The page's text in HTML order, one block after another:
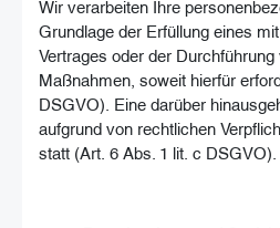
Wir verarbeiten Ihre
Grundlage der Erfüllung eines
Vertrages oder der Durchführung
Maßnahmen, soweit hierfür
DSGVO). Eine darüber
aufgrund von rechtlichen
statt (Art. 6 Abs. 1 lit. c DSGVO).